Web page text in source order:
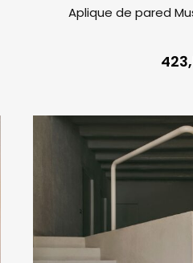
Aplique de pared